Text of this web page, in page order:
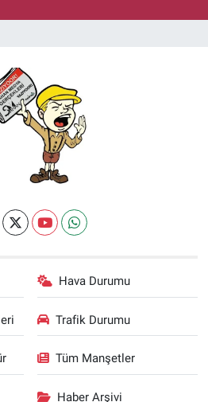
Hava Durumu
Trafik Durumu
Tüm Manşetler
Haber Arşivi